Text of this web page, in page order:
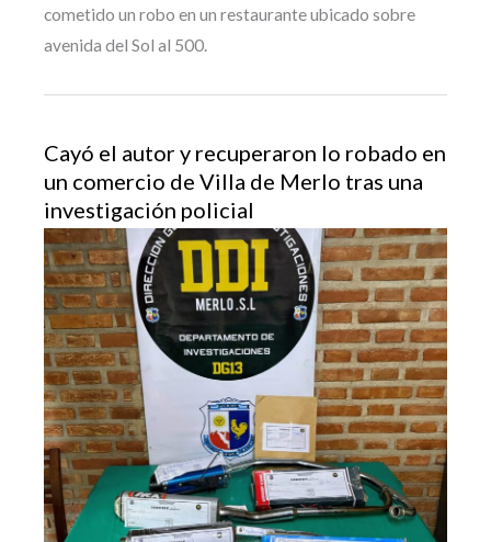
cometido un robo en un restaurante ubicado sobre
avenida del Sol al 500.
Cayó el autor y recuperaron lo robado en
un comercio de Villa de Merlo tras una
investigación policial